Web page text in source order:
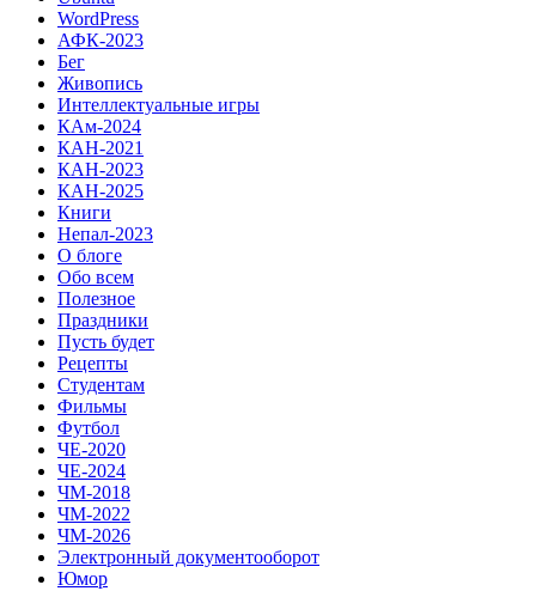
WordPress
АФК-2023
Бег
Живопись
Интеллектуальные игры
КАм-2024
КАН-2021
КАН-2023
КАН-2025
Книги
Непал-2023
О блоге
Обо всем
Полезное
Праздники
Пусть будет
Рецепты
Студентам
Фильмы
Футбол
ЧЕ-2020
ЧЕ-2024
ЧМ-2018
ЧМ-2022
ЧМ-2026
Электронный документооборот
Юмор